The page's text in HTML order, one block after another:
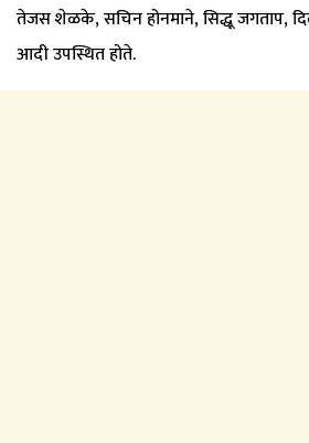
तेजस शेळके, सचिन होनमाने, सिद्धू जगताप,
आदी उपस्थित होते.